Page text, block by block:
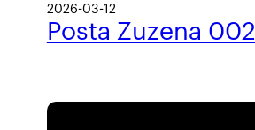
2026-03-12
Posta Zuzena 002